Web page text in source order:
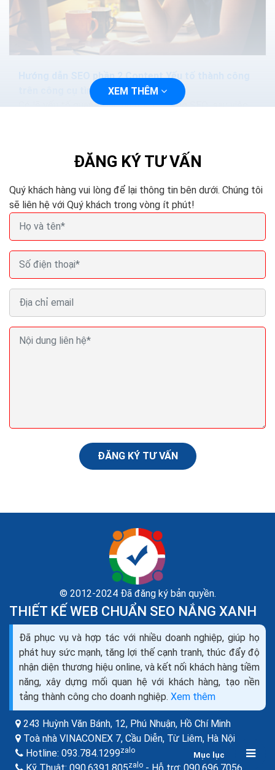
Mục lục
Hướng dẫn SEO phần 2 Content Yếu tố thành công
trên công cụ tìm kiếm
Có lẽ yếu tố quan trọng nhất ảnh hưởng SEO sau việc
Hướng dẫn SEO phần 4 HTML và yếu tố thành công
trên công cụ tìm kiếm
Tiêu đề HTML đã luôn luôn và vẫn là tín hiệu HTML
quan trọng nhất mà công cụ tìm kiếm sử dụng để hiểu
những gì một trang nói đến. Một tiêu đề...
XEM THÊM
ĐĂNG KÝ TƯ VẤN
Quý khách hàng vui lòng để lại thông tin bên dưới. Chúng tôi
sẽ liên hệ với Quý khách trong vòng ít phút!
ĐĂNG KÝ TƯ VẤN
© 2012-2024 Đã đăng ký bản quyền.
THIẾT KẾ WEB CHUẨN SEO NẮNG XANH
Đã phục vụ và hợp tác với nhiều doanh nghiệp, giúp họ
phát huy sức mạnh, tăng lợi thế cạnh tranh, thúc đẩy độ
nhận diện thương hiệu online, và kết nối khách hàng tiềm
năng, xây dựng mối quan hệ với khách hàng, tạo nền
tảng thành công cho doanh nghiệp. Xem thêm
243 Huỳnh Văn Bánh, 12, Phú Nhuận, Hồ Chí Minh
Toà nhà VINACONEX 7, Cầu Diễn, Từ Liêm, Hà Nội
Hotline: 093.784.1299zalo
zalo